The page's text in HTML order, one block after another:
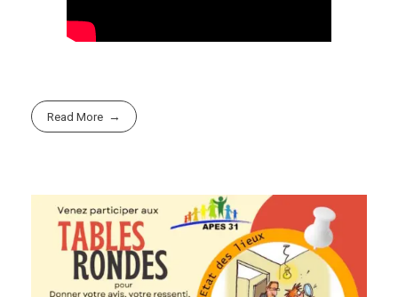
Read More